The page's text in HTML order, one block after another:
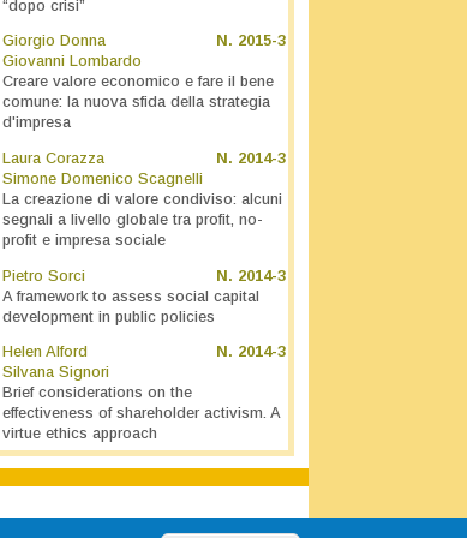
“dopo crisi”
N. 2015-3
Giorgio Donna
Giovanni Lombardo
Creare valore economico e fare il bene
comune: la nuova sfida della strategia
d'impresa
N. 2014-3
Laura Corazza
Simone Domenico Scagnelli
La creazione di valore condiviso: alcuni
segnali a livello globale tra profit, no-
profit e impresa sociale
N. 2014-3
Pietro Sorci
A framework to assess social capital
development in public policies
N. 2014-3
Helen Alford
Silvana Signori
Brief considerations on the
effectiveness of shareholder activism. A
virtue ethics approach